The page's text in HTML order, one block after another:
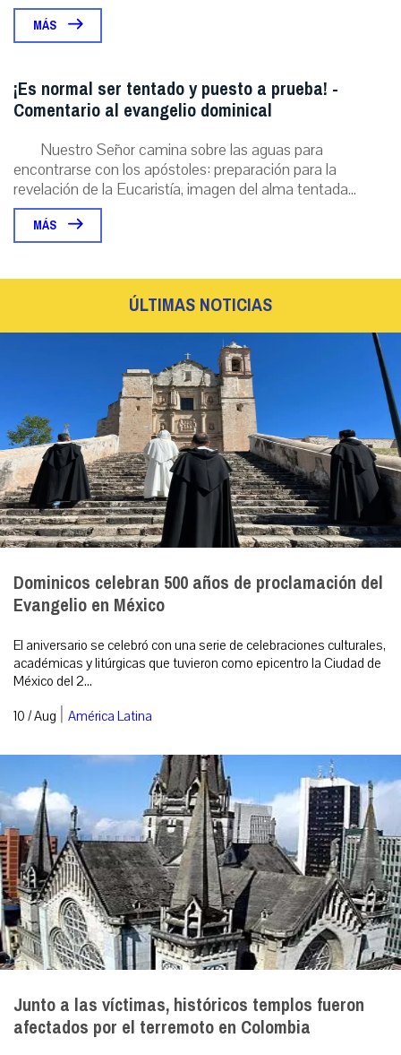
MÁS
¡Es normal ser tentado y puesto a prueba! -
Comentario al evangelio dominical
Nuestro Señor camina sobre las aguas para
encontrarse con los apóstoles: preparación para la
revelación de la Eucaristía, imagen del alma tentada...
MÁS
ÚLTIMAS NOTICIAS
Dominicos celebran 500 años de proclamación del
Evangelio en México
El aniversario se celebró con una serie de celebraciones culturales,
académicas y litúrgicas que tuvieron como epicentro la Ciudad de
México del 2...
10 / Aug | América Latina
Junto a las víctimas, históricos templos fueron
afectados por el terremoto en Colombia